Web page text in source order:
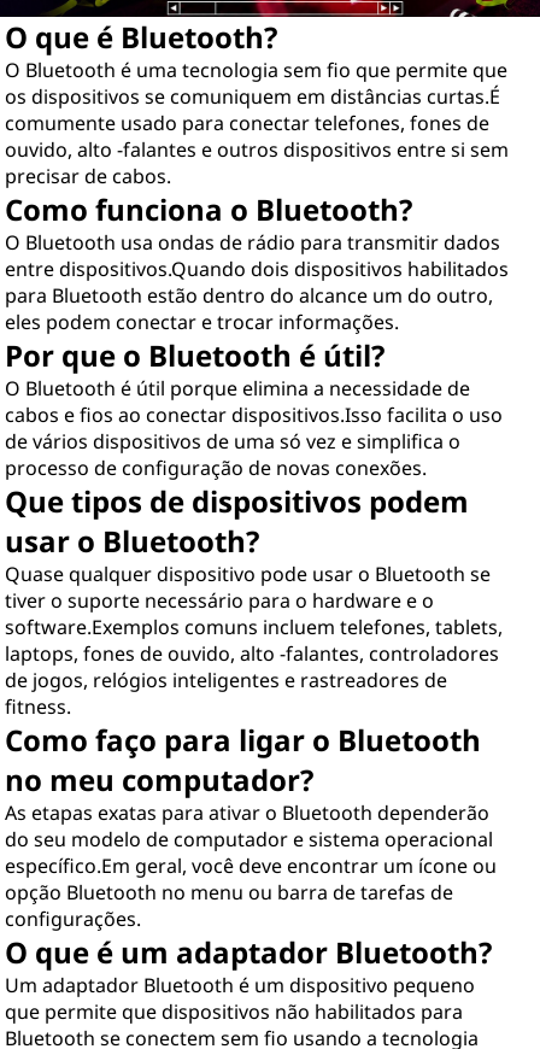
O que é Bluetooth?
O Bluetooth é uma tecnologia sem fio que permite que
os dispositivos se comuniquem em distâncias curtas.É
comumente usado para conectar telefones, fones de
ouvido, alto -falantes e outros dispositivos entre si sem
precisar de cabos.
Como funciona o Bluetooth?
O Bluetooth usa ondas de rádio para transmitir dados
entre dispositivos.Quando dois dispositivos habilitados
para Bluetooth estão dentro do alcance um do outro,
eles podem conectar e trocar informações.
Por que o Bluetooth é útil?
O Bluetooth é útil porque elimina a necessidade de
cabos e fios ao conectar dispositivos.Isso facilita o uso
de vários dispositivos de uma só vez e simplifica o
processo de configuração de novas conexões.
Que tipos de dispositivos podem
usar o Bluetooth?
Quase qualquer dispositivo pode usar o Bluetooth se
tiver o suporte necessário para o hardware e o
software.Exemplos comuns incluem telefones, tablets,
laptops, fones de ouvido, alto -falantes, controladores
de jogos, relógios inteligentes e rastreadores de
fitness.
Como faço para ligar o Bluetooth
no meu computador?
As etapas exatas para ativar o Bluetooth dependerão
do seu modelo de computador e sistema operacional
específico.Em geral, você deve encontrar um ícone ou
opção Bluetooth no menu ou barra de tarefas de
configurações.
O que é um adaptador Bluetooth?
Um adaptador Bluetooth é um dispositivo pequeno
que permite que dispositivos não habilitados para
Bluetooth se conectem sem fio usando a tecnologia